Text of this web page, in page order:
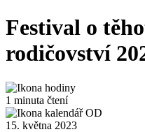
Festival o
rodičovství
1 minuta čtení
15. května 2023